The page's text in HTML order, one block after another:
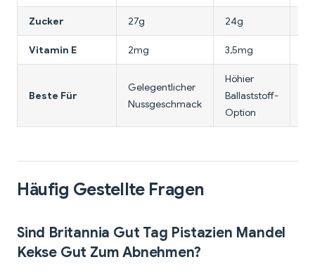
Zucker 27g 24g
Vitamin E 2mg 3,5mg
Beste Für
Gelegentlicher
Nussgeschmack
Höhier
Ballaststoff-
Option
Häufig Gestellte Fragen
Sind Britannia Gut Tag Pistazien Mandel
Kekse Gut Zum Abnehmen?